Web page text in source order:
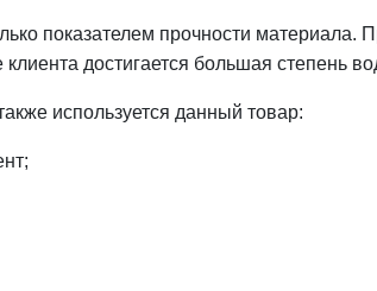
показателем прочности материала.
достигается большая степень
используется данный товар: